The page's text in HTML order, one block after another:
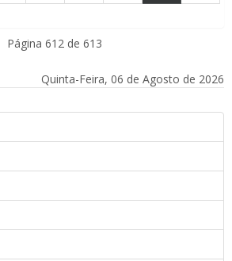
Página 612 de 613
Quinta-Feira, 06 de Agosto de 2026